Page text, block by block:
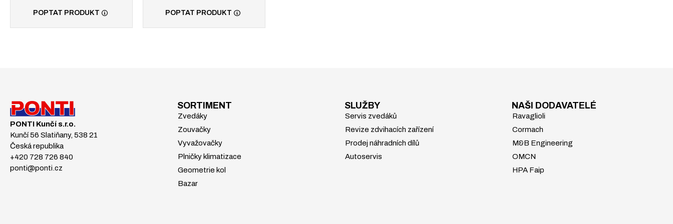
POPTAT PRODUKT POPTAT PRODUKT
PONTI Kunčí s.r.o.
Kunčí 56 Slatiňany, 538 21
Česká republika
+420 728 726 840
ponti@ponti.cz
SORTIMENT
Zvedáky
Zouvačky
Vyvažovačky
Plničky klimatizace
Geometrie kol
Bazar
SLUŽBY
Servis zvedáků
Revize zdvihacích zařízení
Prodej náhradních dílů
Autoservis
NAŠI DODAVATELÉ
Ravaglioli
Cormach
M&B Engineering
OMCN
HPA Faip